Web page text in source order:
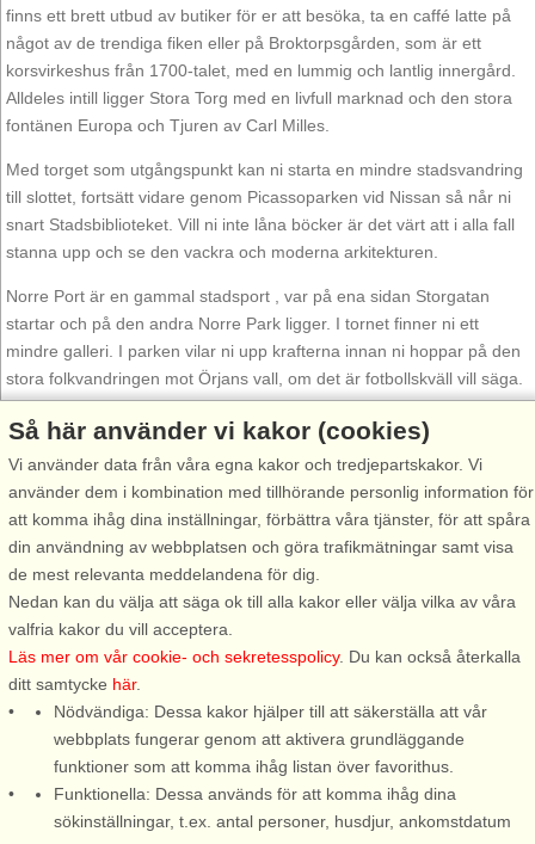
finns ett brett utbud av butiker för er att besöka, ta en caffé latte på
något av de trendiga fiken eller på Broktorpsgården, som är ett
korsvirkeshus från 1700-talet, med en lummig och lantlig innergård.
Alldeles intill ligger Stora Torg med en livfull marknad och den stora
fontänen Europa och Tjuren av Carl Milles.
Med torget som utgångspunkt kan ni starta en mindre stadsvandring
till slottet, fortsätt vidare genom Picassoparken vid Nissan så når ni
snart Stadsbiblioteket. Vill ni inte låna böcker är det värt att i alla fall
stanna upp och se den vackra och moderna arkitekturen.
Norre Port är en gammal stadsport , var på ena sidan Storgatan
startar och på den andra Norre Park ligger. I tornet finner ni ett
mindre galleri. I parken vilar ni upp krafterna innan ni hoppar på den
stora folkvandringen mot Örjans vall, om det är fotbollskväll vill säga.
Vidare kan konstälskare besöka Mjellby konstmuseum, fiskare kan ta
en paus för lite laxfiske eller ta sig till brottet där ni fångar upp någon
av sommarens alla konserter.
Sommartid bubblar staden av liv då alla turisterna kommer, här fyller
uteserveringarna gatorna och det köas till krogställerna. Men här
finner ni även många olika evenemang. Halmstad kan kallas Golfens
Mecka, här finns hela 11 banor med den i Tylösand på toppen.
Tylösand kännetecknar främst en sak – bad, och det är med all rätt.
På 7 km sandstrand trängs människorna i solen och i vattnet med
utsikt över Tylön. Lite längre ut till havs får ni dock vara för er själva –
det fordras förstås en vindsurfingbräda. Själva stranden fortsätter
vidare till Ringenäs och Frösakull där det är något glesare bland de
solbadande. Fortsätter ni vidare med bil på kustvägen så tar ni del av
vackert landskap men även flera badstränder, t ex i Haverdal. Här
Så här använder vi kakor (cookies)
Vi använder data från våra egna kakor och tredjepartskakor. Vi
använder dem i kombination med tillhörande personlig information för
att komma ihåg dina inställningar, förbättra våra tjänster, för att spåra
din användning av webbplatsen och göra trafikmätningar samt visa
de mest relevanta meddelandena för dig.
Nedan kan du välja att säga ok till alla kakor eller välja vilka av våra
valfria kakor du vill acceptera.
Läs mer om vår cookie- och sekretesspolicy. Du kan också återkalla
ditt samtycke här.
Nödvändiga: Dessa kakor hjälper till att säkerställa att vår
webbplats fungerar genom att aktivera grundläggande
funktioner som att komma ihåg listan över favorithus.
Funktionella: Dessa används för att komma ihåg dina
sökinställningar, t.ex. antal personer, husdjur, ankomstdatum